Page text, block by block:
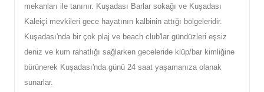
mekanları ile tanınır. Kuşadası Barlar sokağı ve Kuşadası
Kaleiçi mevkileri gece hayatının kalbinin attığı bölgeleridir.
Kuşadası'nda bir çok plaj ve beach club'lar gündüzleri eşsiz
deniz ve kum rahatlığı sağlarken geceleride klüp/bar kimliğine
bürünerek Kuşadası'nda günü 24 saat yaşamanıza olanak
sunarlar.